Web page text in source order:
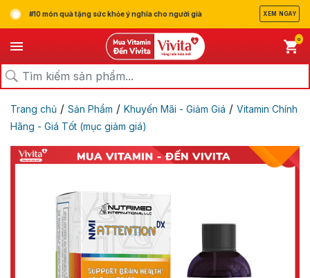
#10 món quà tặng sức khỏe ý nghĩa cho người già XEM NGAY
0
Trang chủ / Sản Phẩm / Khuyến Mãi - Giảm Giá / Vitamin Chính
Hãng - Giá Tốt (mục giảm giá)